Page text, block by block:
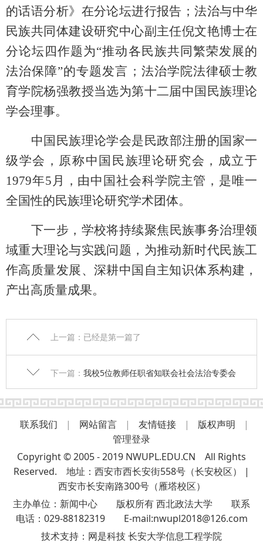
的话语分析》在分论坛进行报告 ； 法治与中华
民族共同体建设研究中心副主任倪文艳博士在
分论坛四作题为“推动各民族共同繁荣发展的
法治保障”的专题发言 ； 法治学院法律硕士教
育学院杨强教授当选为第十二届中国民族理论
学会理事。
中国民族理论学会是民政部注册的国家一
级学会，原称中国民族理论研究会，成立于
1979年5月，由中国社会科学院主管，是唯一
全国性的民族理论研究学术团体。
下一步， 学校将持续聚焦民族事务治理领
域重大理论与实践问题， 为推动新时代民族工
作高质量发展、 深耕中国自主知识体系构建，
产出高质量成果。
上一篇：已经是第一篇了
下一篇： 我校5位教师任职省知联会社会法治专委会
联系我们 | 网站留言 | 友情链接 | 版权声明
|
管理登录
Copyright © 2005 - 2019 NWUPL.EDU.CN All Rights
Reserved. 地址：西安市西长安街558号（长安校区） |
西安市长安南路300号（雁塔校区）
主办单位：新闻中心 版权所有 西北政法大学 联系
电话：029-88182319 E-mail:nwupl2018@126.com
技术支持： 网是科技 长安大学信息工程学院